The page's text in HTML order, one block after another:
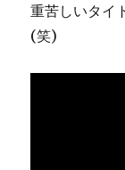
重苦しいタイ
(笑)